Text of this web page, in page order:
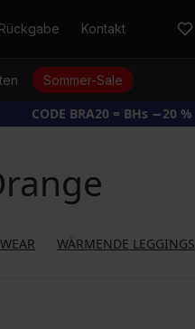
Kontakt
Sommer-Sale
CODE BRA20 = BHs −20 %
WÄRMENDE LEGGINGS